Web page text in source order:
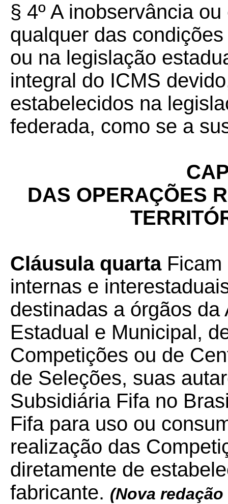
§ 4º A inobservância
qualquer das
ou na legislação
integral do ICMS
estabelecidos na
federada, como se a
DAS OPERAÇÕES
Cláusula quartaFicam
internas e
destinadas a órgãos
Estadual e Municipal,
Competições ou de
de Seleções, suas
Subsidiária Fifa no
Fifa para uso ou
realização das
diretamente de
fabricante. (Nova